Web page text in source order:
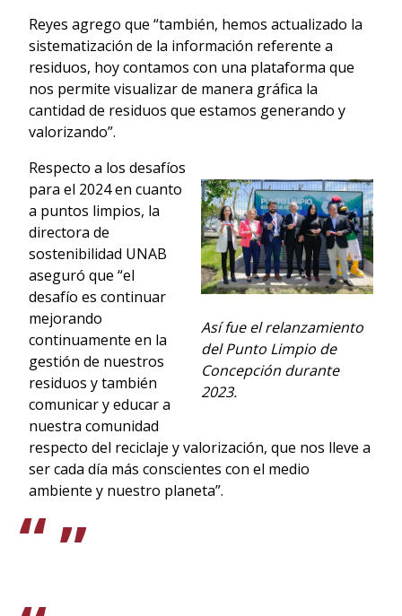
Reyes agrego que “también, hemos actualizado la
sistematización de la información referente a
residuos, hoy contamos con una plataforma que
nos permite visualizar de manera gráfica la
cantidad de residuos que estamos generando y
valorizando”.
Así fue el relanzamiento
del Punto Limpio de
Concepción durante
2023.
Respecto a los desafíos
para el 2024 en cuanto
a puntos limpios, la
directora de
sostenibilidad UNAB
aseguró que “el
desafío es continuar
mejorando
continuamente en la
gestión de nuestros
residuos y también
comunicar y educar a
nuestra comunidad
respecto del reciclaje y valorización, que nos lleve a
ser cada día más conscientes con el medio
ambiente y nuestro planeta”.